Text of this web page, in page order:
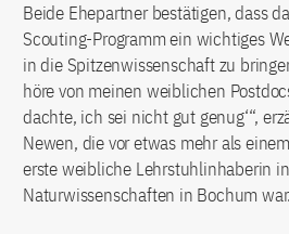
Beide Ehepartner bestätigen, dass
Scouting-Programm ein wichtiges
in die Spitzenwissenschaft zu
höre von meinen weiblichen
dachte, ich sei nicht gut genug‘“,
Newen, die vor etwas mehr als
erste weibliche Lehrstuhlinhaberin
Naturwissenschaften in Bochum war.